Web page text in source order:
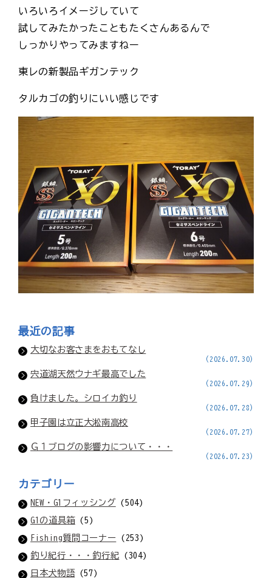
いろいろイメージしていて
試してみたかったこともたくさんあるんで
しっかりやってみますねー
東レの新製品ギガンテック
タルカゴの釣りにいい感じです
最近の記事
大切なお客さまをおもてなし
(2026.07.30)
宍道湖天然ウナギ最高でした
(2026.07.29)
負けました。シロイカ釣り
(2026.07.28)
甲子園は立正大淞南高校
(2026.07.27)
Ｇ１ブログの影響力について・・・
(2026.07.23)
カテゴリー
NEW・G1フィッシング(504)
G1の道具箱(5)
Fishing質問コーナー (253)
釣り紀行・・・釣行紀 (304)
日本犬物語(57)